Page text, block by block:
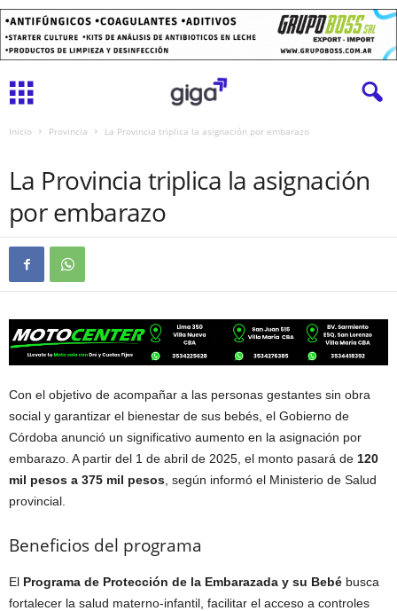
Inicio Provincia La Provincia triplica la asignación por embarazo
La Provincia triplica la asignación
por embarazo
Con el objetivo de acompañar a las personas gestantes sin obra
social y garantizar el bienestar de sus bebés, el Gobierno de
Córdoba anunció un significativo aumento en la asignación por
embarazo. A partir del 1 de abril de 2025, el monto pasará de 120
mil pesos a 375 mil pesos , según informó el Ministerio de Salud
provincial.
Beneficios del programa
El Programa de Protección de la Embarazada y su Bebé busca
fortalecer la salud materno-infantil, facilitar el acceso a controles